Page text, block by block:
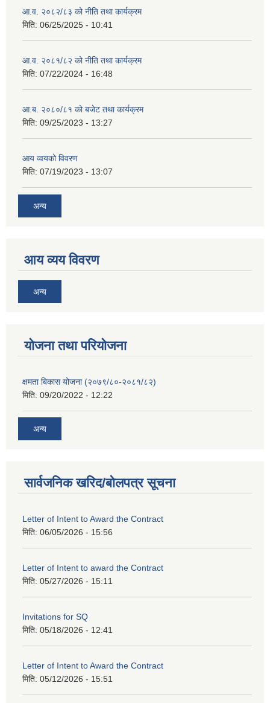
आ.व. २०८२/८३ को नीति तथा कार्यक्रम
मिति: 06/25/2025 - 10:41
आ.व. २०८१/८२ को नीति तथा कार्यक्रम
मिति: 07/22/2024 - 16:48
आ.ब. २०८०/८१ को बजेट तथा कार्यक्रम
मिति: 09/25/2023 - 13:27
आय व्वयको विवरण
मिति: 07/19/2023 - 13:07
अन्य
आय व्यय विवरण
अन्य
याेजना तथा परियाेजना
क्षमता बिकास योजना (२०७९/८०-२०८१/८२)
मिति: 09/20/2022 - 12:22
अन्य
सार्वजनिक खरिद/बोलपत्र सूचना
Letter of Intent to Award the Contract
मिति: 06/05/2026 - 15:56
Letter of Intent to award the Contract
मिति: 05/27/2026 - 15:11
Invitations for SQ
मिति: 05/18/2026 - 12:41
Letter of Intent to Award the Contract
मिति: 05/12/2026 - 15:51